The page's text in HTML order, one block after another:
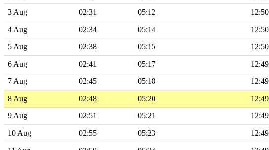
3 Aug 02:31 05:12 12:50
4 Aug 02:34 05:14 12:50
5 Aug 02:38 05:15 12:50
6 Aug 02:41 05:17 12:49
7 Aug 02:45 05:18 12:49
8 Aug 02:48 05:20 12:49
9 Aug 02:51 05:21 12:49
10 Aug 02:55 05:23 12:49